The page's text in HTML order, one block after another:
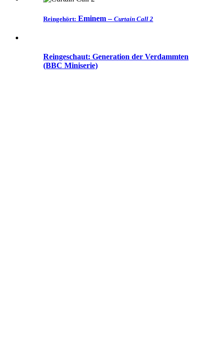
Reingehört: Eminem – Curtain Call 2
Reingeschaut: Generation der Verdammten
(BBC Miniserie)